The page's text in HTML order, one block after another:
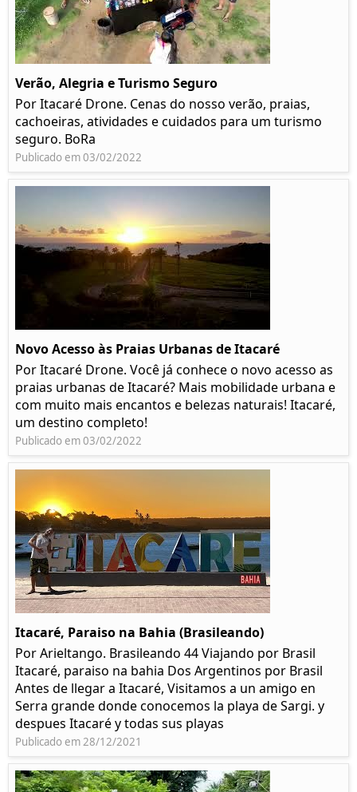
Verão, Alegria e Turismo Seguro
Por Itacaré Drone. Cenas do nosso verão, praias,
cachoeiras, atividades e cuidados para um turismo
seguro. BoRa
Publicado em 03/02/2022
Novo Acesso às Praias Urbanas de Itacaré
Por Itacaré Drone. Você já conhece o novo acesso as
praias urbanas de Itacaré? Mais mobilidade urbana e
com muito mais encantos e belezas naturais! Itacaré,
um destino completo!
Publicado em 03/02/2022
Itacaré, Paraiso na Bahia (Brasileando)
Por Arieltango. Brasileando 44 Viajando por Brasil
Itacaré, paraiso na bahia Dos Argentinos por Brasil
Antes de llegar a Itacaré, Visitamos a un amigo en
Serra grande donde conocemos la playa de Sargi. y
despues Itacaré y todas sus playas
Publicado em 28/12/2021